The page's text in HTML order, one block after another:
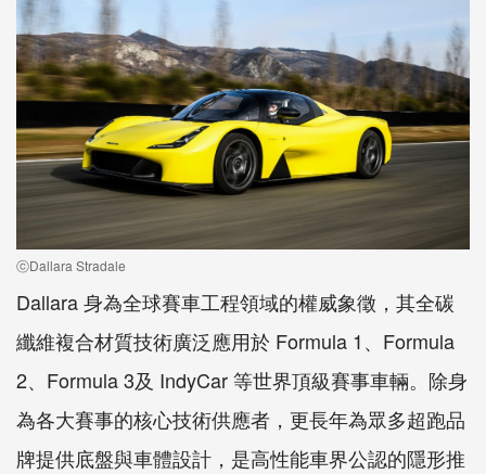
ⓒDallara Stradale
Dallara 身為全球賽車工程領域的權威象徵，其全碳
纖維複合材質技術廣泛應用於 Formula 1、Formula
2、Formula 3及 IndyCar 等世界頂級賽事車輛。除身
為各大賽事的核心技術供應者，更長年為眾多超跑品
牌提供底盤與車體設計，是高性能車界公認的隱形推